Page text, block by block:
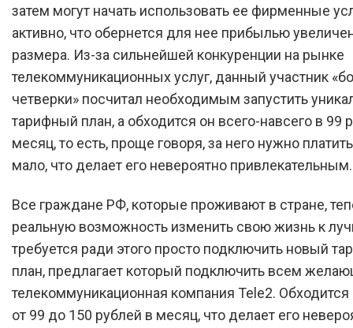
затем могут начать использовать ее фирменные
активно, что обернется для нее прибылью
размера. Из-за сильнейшей конкуренции на рынке
телекоммуникационных услуг, данный участник
четверки» посчитал необходимым запустить
тарифный план, а обходится он всего-навсего в 99
месяц, то есть, проще говоря, за него нужно
мало, что делает его невероятно привлекательным.
Все граждане РФ, которые проживают в стране,
реальную возможность изменить свою жизнь к
требуется ради этого просто подключить новый
план, предлагает который подключить всем
телекоммуникационная компания Tele2.
от 99 до 150 рублей в месяц, что делает его